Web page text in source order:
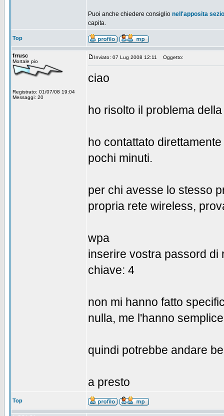
Puoi anche chiedere consiglio nell'apposita
capita.
Top
frrusc
Mortale pio
Registrato: 01/07/08 19:04
Messaggi: 20
Inviato: 07 Lug 2008 12:11 Oggetto:
ciao
ho risolto il problema
ho contattato
pochi minuti.
per chi avesse lo stesso
propria rete wireless,
wpa
inserire vostra passord di
chiave: 4
non mi hanno fatto
nulla, me l'hanno
quindi potrebbe andare
a presto
Top